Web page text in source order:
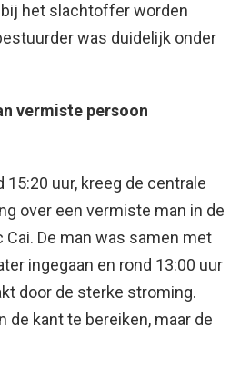
het slachtoffer worden
was duidelijk onder
vermiste persoon
15:20 uur, kreeg de centrale
over een vermiste man in de
Cai. De man was samen met
ingegaan en rond 13:00 uur
door de sterke stroming.
de kant te bereiken, maar de